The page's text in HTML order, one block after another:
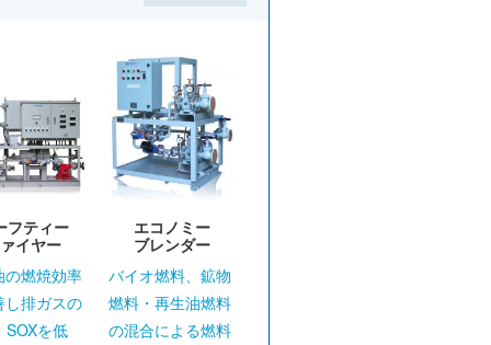
フティー
イヤー
の燃焼効率
し排ガスの
SOXを低
エコノミー
ブレンダー
バイオ燃料、鉱物
燃料・再生油燃料
の混合による燃料